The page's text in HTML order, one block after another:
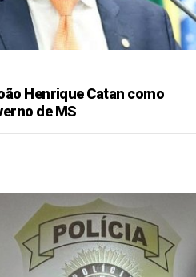
Henrique Catan como
de MS